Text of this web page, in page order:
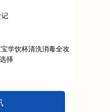
学饮杯清洗消毒全攻
择